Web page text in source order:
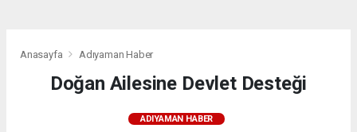
Anasayfa Adıyaman Haber
Doğan Ailesine Devlet Desteği
ADIYAMAN HABER